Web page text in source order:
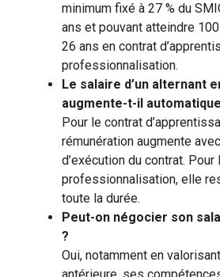
minimum fixé à 27 % du
ans et pouvant atteindre
26 ans en contrat
professionnalisation.
Le salaire d’un alternant
augmente-t-il
Pour le contrat
rémunération augmente
d’exécution du contrat.
professionnalisation, elle
toute la durée.
Peut-on négocier son
?
Oui, notamment en